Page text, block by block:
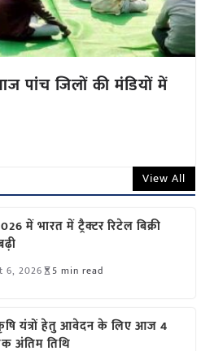
जिलों की मंडियों में
View All
में भारत में ट्रैक्टर रिटेल बिक्री
6, 2026 5 min read
कृषि यंत्रों हेतु आवेदन के लिए आज 4
अंतिम तिथि